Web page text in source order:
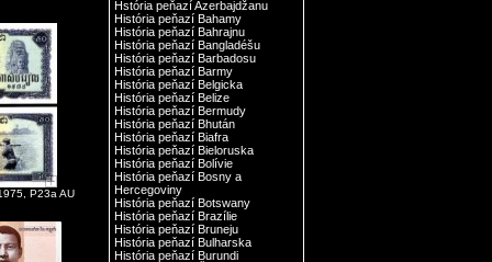
P23a AU
Hstória peňazí Azerbajdžanu
História peňazí Bahamy
História peňazí Bahrajnu
História peňazí Bangladéšu
História peňazí Barbadosu
História peňazí Barmy
História peňazí Belgicka
História peňazí Belize
História peňazí Bermudy
História peňazí Bhután
História peňazí Biafra
História peňazí Bieloruska
História peňazí Bolívie
História peňazí Bosny a
Hercegoviny
História peňazí Botswany
História peňazí Brazílie
História peňazí Bruneju
História peňazí Bulharska
História peňazí Burundi